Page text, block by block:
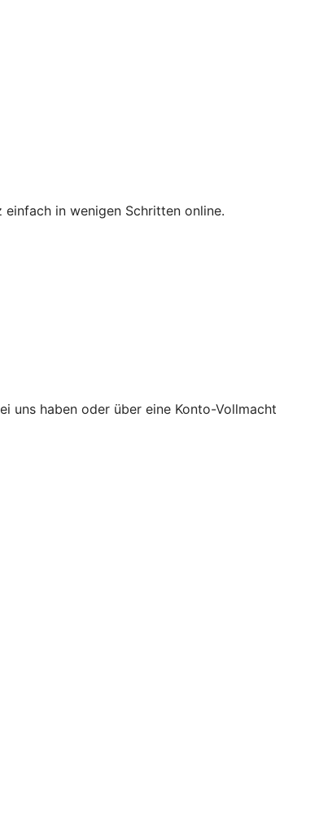
in wenigen Schritten online.
uns haben oder über eine Konto-Vollmacht